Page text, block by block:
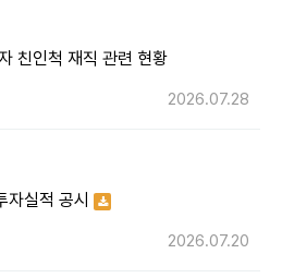
친인척 재직 관련 현황
2026.07.28
실적 공시
2026.07.20